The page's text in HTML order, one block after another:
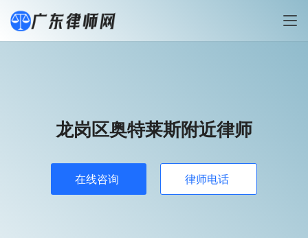
龙岗区奥特莱斯附近律师
在线咨询 律师电话